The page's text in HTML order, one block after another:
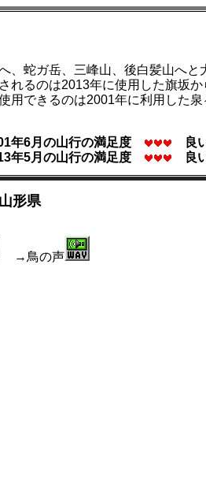
、蛇ガ岳、三峰山、後白髪山へ
れるのは2013年に使用した旗坂
用できるのは2001年に利用した
年6月の山行の満足度
良い
年5月の山行の満足度
良い
形県
→鳥の声